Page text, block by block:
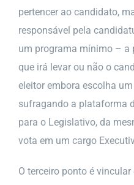
pertencer ao candidato,
responsável pela
um programa mínimo – a
que irá levar ou não o
eleitor embora escolha
sufragando a plataforma
para o Legislativo, da
vota em um cargo
O terceiro ponto é